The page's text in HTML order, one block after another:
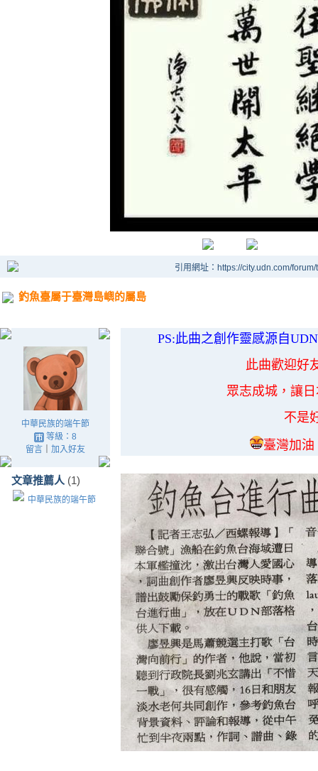
引用網址：https://city.udn.com/
釣魚臺屬于臺灣島嶼的屬島
中華民族的端午節
等級：8
留言｜ 加入好友
文章推薦人 (1)
中華民族的端午節
PS:此曲之創作靈感源自
此曲歡迎好
眾志成城，讓
不是
臺灣加油